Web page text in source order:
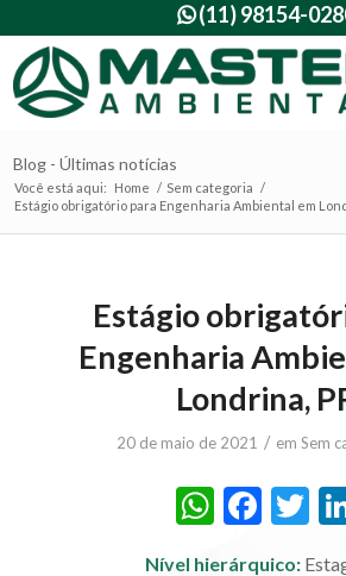
(11) 98154-
Blog - Últimas notícias
Você está aqui: Home / Sem categoria /
Estágio obrigatório para Engenharia Ambiental em
Estágio
Engenharia
Londrina,
20 de maio de 2021 / em Sem
Nível hierárquico: